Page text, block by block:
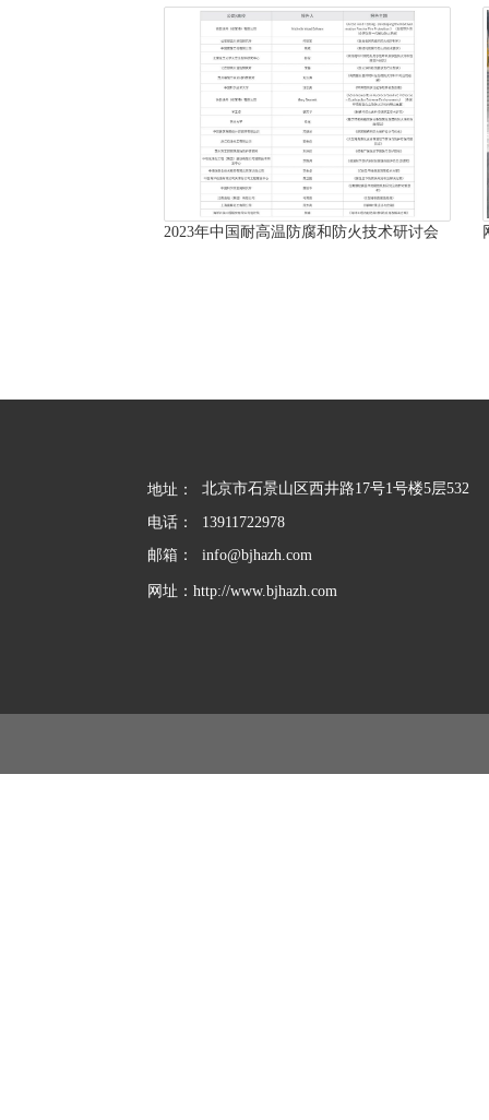
快速包装
2023年中国耐高温防腐和防火技术研讨会
电话：
13911722978
邮箱：  info@bjhazh.com
地址： 北京市石景山区西井路17号1号楼5层532
网址：http://www.bjhazh.com